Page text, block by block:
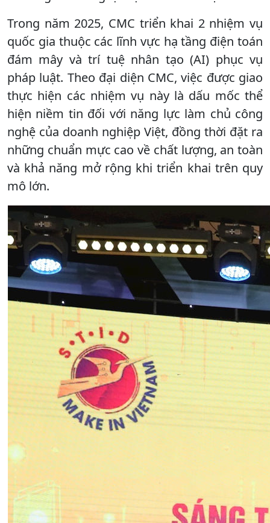
Trong năm 2025, CMC triển khai 2 nhiệm vụ
quốc gia thuộc các lĩnh vực hạ tầng điện toán
đám mây và trí tuệ nhân tạo (AI) phục vụ
pháp luật. Theo đại diện CMC, việc được giao
thực hiện các nhiệm vụ này là dấu mốc thể
hiện niềm tin đối với năng lực làm chủ công
nghệ của doanh nghiệp Việt, đồng thời đặt ra
những chuẩn mực cao về chất lượng, an toàn
và khả năng mở rộng khi triển khai trên quy
mô lớn.